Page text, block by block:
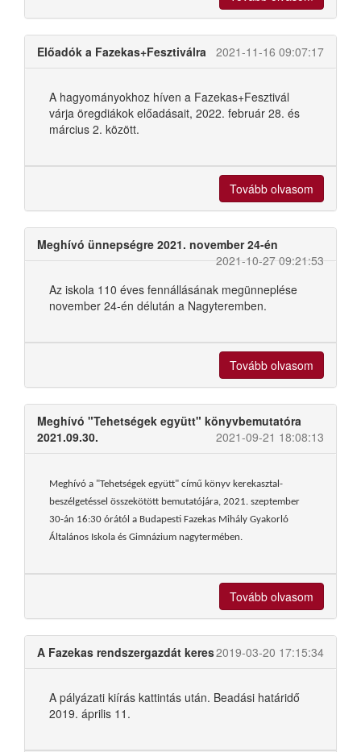
Előadók a Fazekas+Fesztiválra 2021-11-16 09:07:17
A hagyományokhoz híven a Fazekas+Fesztivál
várja öregdiákok előadásait, 2022. február 28. és
március 2. között.
Tovább olvasom
Meghívó ünnepségre 2021. november 24-én
2021-10-27 09:21:53
Az iskola 110 éves fennállásának megünneplése
november 24-én délután a Nagyteremben.
Tovább olvasom
Meghívó "Tehetségek együtt" könyvbemutatóra
2021.09.30.
2021-09-21 18:08:13
Meghívó a "Tehetségek együtt" című könyv kerekasztal-
beszélgetéssel összekötött bemutatójára, 2021. szeptember
30-án 16:30 órától a Budapesti Fazekas Mihály Gyakorló
Általános Iskola és Gimnázium nagytermében.
Tovább olvasom
A Fazekas rendszergazdát keres2019-03-20 17:15:34
A pályázati kiírás kattintás után. Beadási határidő
2019. április 11.